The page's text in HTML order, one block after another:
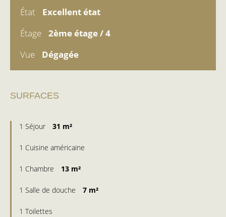
État
Excellent état
Étage
2ème étage / 4
Vue
Dégagée
SURFACES
1 Séjour 31 m²
1 Cuisine américaine
1 Chambre 13 m²
1 Salle de douche 7 m²
1 Toilettes